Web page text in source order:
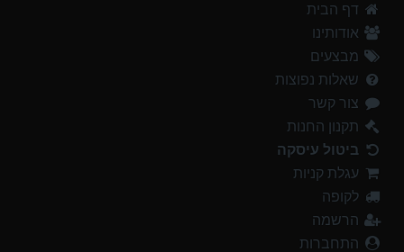
דף הבית
אודותינו
מבצעים
שאלות נפוצות
צור קשר
תקנון החנות
ביטול עיסקה
עגלת קניות
לקופה
הרשמה
התחברות
999.00 ₪
499.00 ₪
839.00 ₪
אוהל משפחתי ל 6 GURO Panorama 6P v2